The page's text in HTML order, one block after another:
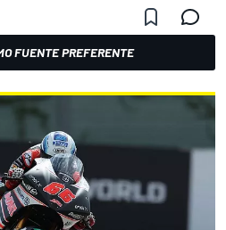
FUENTE PREFERENTE